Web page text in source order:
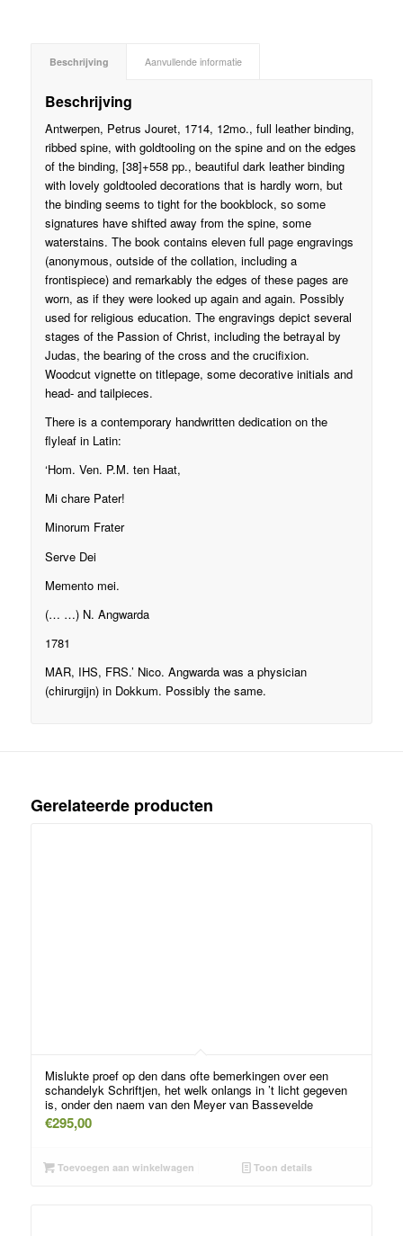
Beschrijving Aanvullende informatie
Beschrijving
Antwerpen, Petrus Jouret, 1714, 12mo., full leather binding,
ribbed spine, with goldtooling on the spine and on the edges
of the binding, [38]+558 pp., beautiful dark leather binding
with lovely goldtooled decorations that is hardly worn, but
the binding seems to tight for the bookblock, so some
signatures have shifted away from the spine, some
waterstains. The book contains eleven full page engravings
(anonymous, outside of the collation, including a
frontispiece) and remarkably the edges of these pages are
worn, as if they were looked up again and again. Possibly
used for religious education. The engravings depict several
stages of the Passion of Christ, including the betrayal by
Judas, the bearing of the cross and the crucifixion.
Woodcut vignette on titlepage, some decorative initials and
head- and tailpieces.
There is a contemporary handwritten dedication on the
flyleaf in Latin:
‘Hom. Ven. P.M. ten Haat,
Mi chare Pater!
Minorum Frater
Serve Dei
Memento mei.
(… …) N. Angwarda
1781
MAR, IHS, FRS.’ Nico. Angwarda was a physician
(chirurgijn) in Dokkum. Possibly the same.
Gerelateerde producten
Mislukte proef op den dans ofte bemerkingen over een
schandelyk Schriftjen, het welk onlangs in ’t licht gegeven
is, onder den naem van den Meyer van Bassevelde
€295,00
Toevoegen aan winkelwagen Toon details